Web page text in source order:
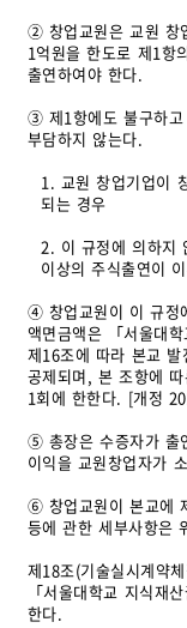
② 창업교원은 교원 창
1억원을 한도로 제1항
출연하여야 한다.
③ 제1항에도 불구하고
부담하지 않는다.
1. 교원 창업기업이
되는 경우
2. 이 규정에 의하지
이상의 주식출연이
④ 창업교원이 이 규정
액면금액은 「서울대
제16조에 따라 본교
공제되며, 본 조항에
1회에 한한다. [개정
⑤ 총장은 수증자가 출
이익을 교원창업자가
⑥ 창업교원이 본교에
등에 관한 세부사항은
제18조(기술실시계약
「서울대학교 지식재
한다.